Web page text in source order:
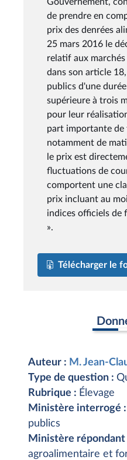
de prendre en
prix des denrées
25 mars 2016 le
relatif aux
dans son article
publics d'une
supérieure à trois
pour leur
part importante de
notamment de
le prix est
fluctuations de
comportent une
prix incluant au
indices officiels de
».
Télécharger le
Auteur : M. Jean-
Type de question :
Rubrique : Élevage
Ministère interrogé :
publics
Ministère répondant
agroalimentaire et